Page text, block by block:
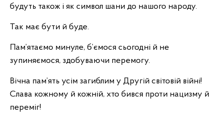
будуть також і як символ шани до нашого народу.
Так має бути й буде.
Пам’ятаємо минуле, б’ємося сьогодні й не
зупиняємося, здобуваючи перемогу.
Вічна пам’ять усім загиблим у Другій світовій війні!
Слава кожному й кожній, хто бився проти нацизму й
переміг!